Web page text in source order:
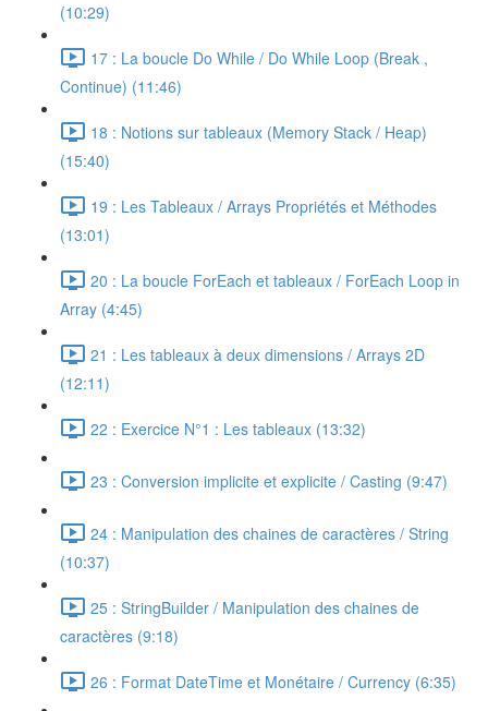
(10:29)
17 : La boucle Do While / Do While Loop (Break ,
Continue) (11:46)
18 : Notions sur tableaux (Memory Stack / Heap)
(15:40)
19 : Les Tableaux / Arrays Propriétés et Méthodes
(13:01)
20 : La boucle ForEach et tableaux / ForEach Loop in
Array (4:45)
21 : Les tableaux à deux dimensions / Arrays 2D
(12:11)
22 : Exercice N°1 : Les tableaux (13:32)
23 : Conversion implicite et explicite / Casting (9:47)
24 : Manipulation des chaines de caractères / String
(10:37)
25 : StringBuilder / Manipulation des chaines de
caractères (9:18)
26 : Format DateTime et Monétaire / Currency (6:35)